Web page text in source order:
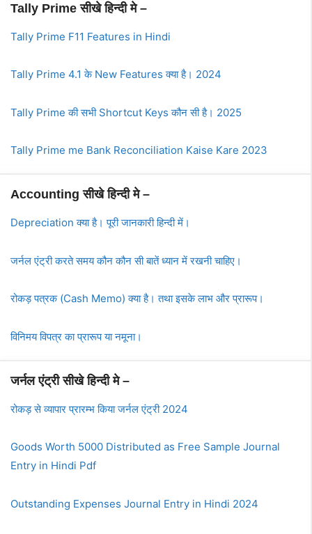
Tally Prime सीखे हिन्दी मे –
Tally Prime F11 Features in Hindi
Tally Prime 4.1 के New Features क्या है। 2024
Tally Prime की सभी Shortcut Keys कौन सी है। 2025
Tally Prime me Bank Reconciliation Kaise Kare 2023
Accounting सीखे हिन्दी मे –
Depreciation क्या है। पूरी जानकारी हिन्दी में।
जर्नल एंट्री करते समय कौन कौन सी बातें ध्यान में रखनी चाहिए।
रोकड़ पत्रक (Cash Memo) क्या है। तथा इसके लाभ और प्रारूप।
विनिमय विपत्र का प्रारूप या नमूना।
जर्नल एंट्री सीखे हिन्दी मे –
रोकड़ से व्यापार प्रारम्भ किया जर्नल एंट्री 2024
Goods Worth 5000 Distributed as Free Sample Journal
Entry in Hindi Pdf
Outstanding Expenses Journal Entry in Hindi 2024